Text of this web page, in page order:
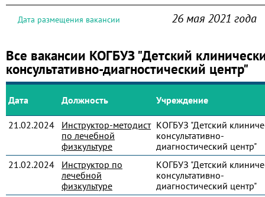
Дата размещения вакансии 26 мая 2021 года
Все вакансии КОГБУЗ "Детский
консультативно-диагностический центр"
Дата Должность Учреждение
21.02.2024
Инструктор-методист
по лечебной
физкультуре
КОГБУЗ "Детский
консультативно-
диагностический центр"
21.02.2024
Инструктор по
лечебной
физкультуре
КОГБУЗ "Детский
консультативно-
диагностический центр"